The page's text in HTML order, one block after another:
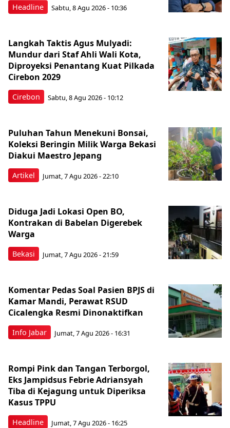
Headline Sabtu, 8 Agu 2026 - 10:36
Cirebon
Langkah Taktis Agus Mulyadi:
Mundur dari Staf Ahli Wali Kota,
Diproyeksi Penantang Kuat Pilkada
Cirebon 2029
Sabtu, 8 Agu 2026 - 10:12
Artikel
Puluhan Tahun Menekuni Bonsai,
Koleksi Beringin Milik Warga Bekasi
Diakui Maestro Jepang
Jumat, 7 Agu 2026 - 22:10
Bekasi
Diduga Jadi Lokasi Open BO,
Kontrakan di Babelan Digerebek
Warga
Jumat, 7 Agu 2026 - 21:59
Info Jabar
Komentar Pedas Soal Pasien BPJS di
Kamar Mandi, Perawat RSUD
Cicalengka Resmi Dinonaktifkan
Jumat, 7 Agu 2026 - 16:31
Headline
Rompi Pink dan Tangan Terborgol,
Eks Jampidsus Febrie Adriansyah
Tiba di Kejagung untuk Diperiksa
Kasus TPPU
Jumat, 7 Agu 2026 - 16:25